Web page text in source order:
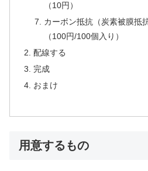
（10円）
カーボン抵抗（炭素被膜抵
（100円/100個入り）
配線する
完成
おまけ
用意するもの